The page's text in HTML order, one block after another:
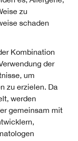
zu
schaden
Kombination
der
um
zu erzielen. Da
werden
gemeinsam mit